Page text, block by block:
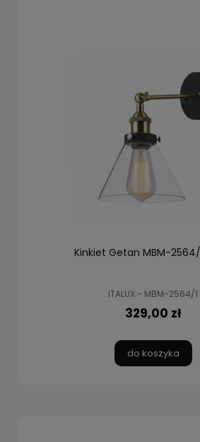
Kinkiet Getan MBM-
ITALUX - MBM-2564/1
329,00 zł
do koszyka